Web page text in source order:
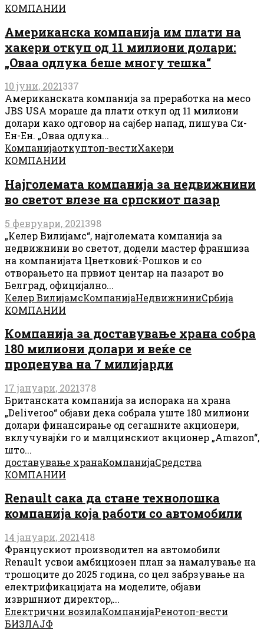
КОМПАНИИ
Американска компанија им плати на
хакери откуп од 11 милиони долари:
„Оваа одлука беше многу тешка“
10 јуни, 2021337
Американската компанија за преработка на месо
JBS USA мораше да плати откуп од 11 милиони
долари како одговор на сајбер напад, пишува Си-
Ен-Ен. „Оваа одлука...
Компанијаоткуптоп-вестиХакери
КОМПАНИИ
Најголемата компанија за недвижнини
во светот влезе на српскиот пазар
5 февруари, 2021398
„Келер Вилијамс“, најголемата компанија за
недвижнини во светот, додели мастер франшиза
на компанијата Цветковиќ-Рошков и со
отворањето на првиот центар на пазарот во
Белград, официјално...
Келер ВилијамсКомпанијаНедвижниниСрбија
КОМПАНИИ
Компанија за доставување храна собра
180 милиони долари и веќе се
проценува на 7 милијарди
17 јануари, 2021378
Британската компанија за испорака на храна
„Deliveroo“ објави дека собрала уште 180 милиони
долари финансирање од сегашните акционери,
вклучувајќи го и малцинскиот акционер „Amazon“,
што...
доставување хранаКомпанијаСредства
КОМПАНИИ
Renault сака да стане технолошка
компанија која работи со автомобили
14 јануари, 2021418
Францускиот производител на автомобили
Renault усвои амбициозен план за намалување на
трошоците до 2025 година, со цел забрзување на
електрификацијата на моделите, објави
извршниот директор,...
Електрични возилаКомпанијаРенотоп-вести
БИЗЛАЈФ